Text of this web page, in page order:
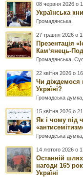
08 червня 2026 о
Українська
Громадянська
27 травня 2026 о
Презентація
Камʼянець-
Громадянська ,
22 квітня 2026 о
Чи діждемося
Україні?
Громадська думка
15 квітня 2026 о
Як і чому під
Громадська думка
14 лютого 2026 о
Останній
нагоди 165
Україні